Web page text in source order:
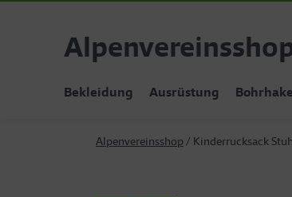
Bekleidung Ausrüstung
Alpenvereinsshop Kinderrucksack